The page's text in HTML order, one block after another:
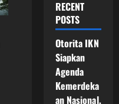
RECENT
POSTS
Otorita IKN
Siapkan
Agenda
Kemerdeka
an Nasional,